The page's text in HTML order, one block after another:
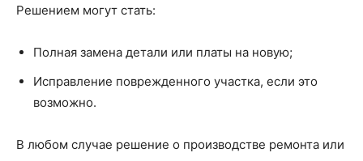
Решением могут стать:
Полная замена детали или платы на новую;
Исправление поврежденного участка, если это
возможно.
В любом случае решение о производстве ремонта или